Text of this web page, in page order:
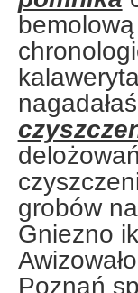
grobów
Gniezno
Poznań